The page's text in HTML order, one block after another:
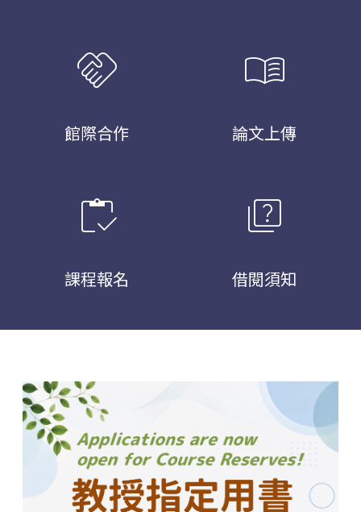
handshake
館際合作
menu_book
論文上傳
inventory
課程報名
quiz
借閱須知